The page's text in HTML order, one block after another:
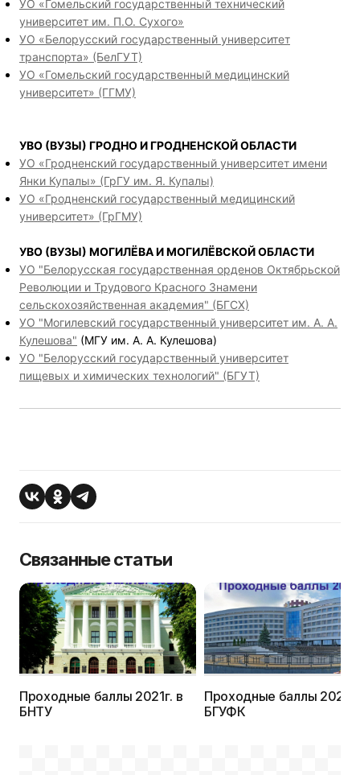
УО «Гомельский государственный технический
университет им. П.О. Сухого»
УО «Белорусский государственный университет
транспорта» (БелГУТ)
УО «Гомельский государственный медицинский
университет» (ГГМУ)
УВО (ВУЗЫ) ГРОДНО И ГРОДНЕНСКОЙ ОБЛАСТИ
УО «Гродненский государственный университет имени
Янки Купалы» (ГрГУ им. Я. Купалы)
УО «Гродненский государственный медицинский
университет» (ГрГМУ)
УВО (ВУЗЫ) МОГИЛЁВА И МОГИЛЁВСКОЙ ОБЛАСТИ
УО "Белорусская государственная орденов Октябрьской
Революции и Трудового Красного Знамени
сельскохозяйственная академия" (БГСХ)
УО "Могилевский государственный университет им. А. А.
Кулешова" (МГУ им. А. А. Кулешова)
УО "Белорусский государственный университет
пищевых и химических технологий" (БГУТ)
Связанные статьи
Проходные баллы 2021г. в
БНТУ
Проходные баллы 2021г.
БГУФК